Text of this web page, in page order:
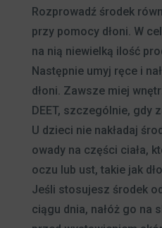
Rozprowadź środek
przy pomocy dłoni. W
na nią niewielką ilość
Następnie umyj ręce i
dłoni. Zawsze miej
DEET, szczególnie, gdy
U dzieci nie nakładaj
owady na części ciała,
oczu lub ust, takie jak
Jeśli stosujesz środek
ciągu dnia, nałóż go na